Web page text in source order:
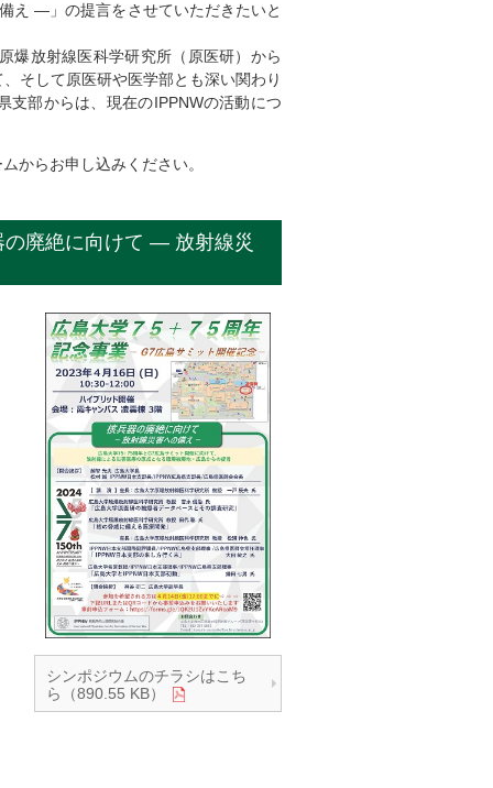
え ―」の提言をさせていただきたいと
爆放射線医科学研究所（原医研）から
そして原医研や医学部とも深い関わり
支部からは、現在のIPPNWの活動につ
からお申し込みください。
の廃絶に向けて ― 放射線災
シンポジウムのチラシはこち
ら（890.55 KB）